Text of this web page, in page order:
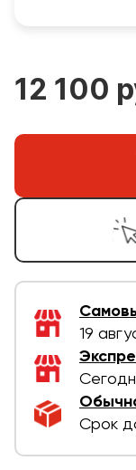
12 100
19
Срок